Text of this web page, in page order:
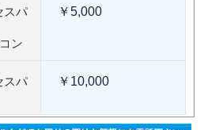
スパ
ン
￥5,000
スパ
￥10,000